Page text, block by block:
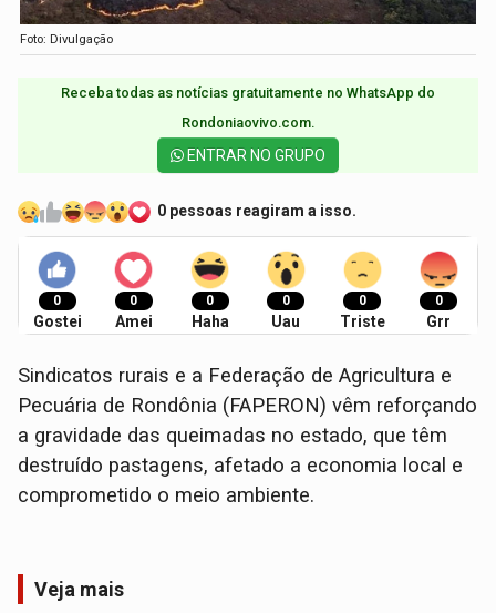
Foto: Divulgação
Receba todas as notícias gratuitamente no WhatsApp do
Rondoniaovivo.com.​
ENTRAR NO GRUPO
0 pessoas reagiram a isso.
0
Gostei
0
Amei
0
Haha
0
Uau
0
Triste
0
Grr
Sindicatos rurais e a Federação de Agricultura e
Pecuária de Rondônia (FAPERON) vêm reforçando
a gravidade das queimadas no estado, que têm
destruído pastagens, afetado a economia local e
comprometido o meio ambiente.
Veja mais